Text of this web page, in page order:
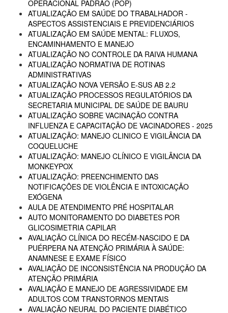
OPERACIONAL PADRÃO (POP)
ATUALIZAÇÃO EM SAÚDE DO TRABALHADOR -
ASPECTOS ASSISTENCIAIS E PREVIDENCIÁRIOS
ATUALIZAÇÃO EM SAÚDE MENTAL: FLUXOS,
ENCAMINHAMENTO E MANEJO
ATUALIZAÇÃO NO CONTROLE DA RAIVA HUMANA
ATUALIZAÇÃO NORMATIVA DE ROTINAS
ADMINISTRATIVAS
ATUALIZAÇÃO NOVA VERSÃO E-SUS AB 2.2
ATUALIZAÇÃO PROCESSOS REGULATÓRIOS DA
SECRETARIA MUNICIPAL DE SAÚDE DE BAURU
ATUALIZAÇÃO SOBRE VACINAÇÃO CONTRA
INFLUENZA E CAPACITAÇÃO DE VACINADORES - 2025
ATUALIZAÇÃO: MANEJO CLINICO E VIGILÂNCIA DA
COQUELUCHE
ATUALIZAÇÃO: MANEJO CLÍNICO E VIGILÂNCIA DA
MONKEYPOX
ATUALIZAÇÃO: PREENCHIMENTO DAS
NOTIFICAÇÕES DE VIOLÊNCIA E INTOXICAÇÃO
EXÓGENA
AULA DE ATENDIMENTO PRÉ HOSPITALAR
AUTO MONITORAMENTO DO DIABETES POR
GLICOSIMETRIA CAPILAR
AVALIAÇÃO CLÍNICA DO RECÉM-NASCIDO E DA
PUÉRPERA NA ATENÇÃO PRIMÁRIA À SAÚDE:
ANAMNESE E EXAME FÍSICO
AVALIAÇÃO DE INCONSISTÊNCIA NA PRODUÇÃO DA
ATENÇÃO PRIMÁRIA
AVALIAÇÃO E MANEJO DE AGRESSIVIDADE EM
ADULTOS COM TRANSTORNOS MENTAIS
AVALIAÇÃO NEURAL DO PACIENTE DIABÉTICO